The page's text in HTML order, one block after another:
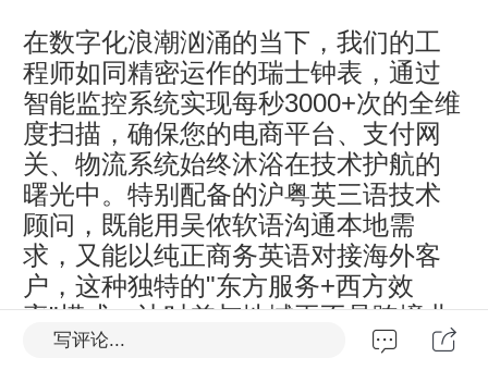
在数字化浪潮汹涌的当下，我们的工
程师如同精密运作的瑞士钟表，通过
智能监控系统实现每秒3000+次的全维
度扫描，确保您的电商平台、支付网
关、物流系统始终沐浴在技术护航的
曙光中。特别配备的沪粤英三语技术
顾问，既能用吴侬软语沟通本地需
求，又能以纯正商务英语对接海外客
户，这种独特的"东方服务+西方效
率"模式，让时差与地域再不是跨境业
务的鸿沟。
写评论...